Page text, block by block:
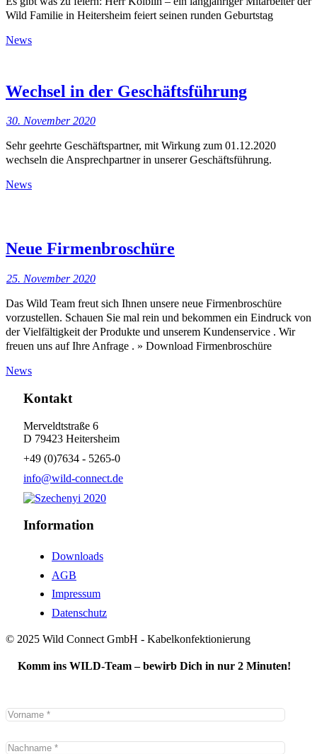
Wild Familie in Heitersheim feiert seinen runden Geburtstag
News
Wechsel in der Geschäftsführung
30. November 2020
Sehr geehrte Geschäftspartner, mit Wirkung zum 01.12.2020
wechseln die Ansprechpartner in unserer Geschäftsführung.
News
Neue Firmenbroschüre
25. November 2020
Das Wild Team freut sich Ihnen unsere neue Firmenbroschüre
vorzustellen. Schauen Sie mal rein und bekommen ein Eindruck von
der Vielfältigkeit der Produkte und unserem Kundenservice . Wir
freuen uns auf Ihre Anfrage . » Download Firmenbroschüre
News
Kontakt
Merveldtstraße 6
D 79423 Heitersheim
+49 (0)7634 - 5265-0
info@wild-connect.de
Information
Downloads
AGB
Impressum
Datenschutz
© 2025 Wild Connect GmbH - Kabelkonfektionierung
Komm ins WILD-Team – bewirb Dich in nur 2 Minuten!